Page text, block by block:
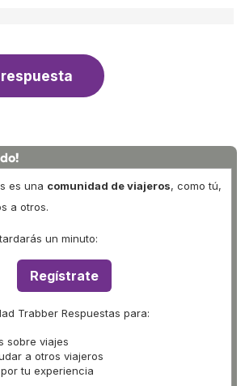
es una comunidad de viajeros, como tú,
a otros.
un minuto:
Regístrate
Trabber Respuestas para:
sobre viajes
a otros viajeros
tu experiencia